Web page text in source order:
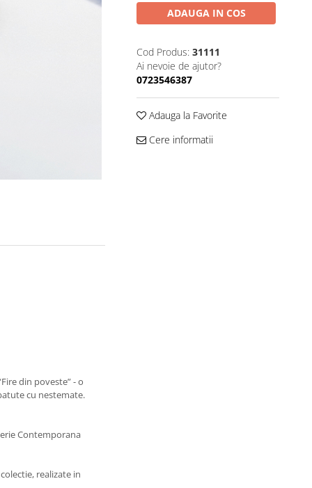
ADAUGA IN COS
Cod Produs: 31111
Ai nevoie de ajutor?
0723546387
Adauga la Favorite
Cere informatii
din poveste” - o
cu nestemate.
Contemporana
realizate in